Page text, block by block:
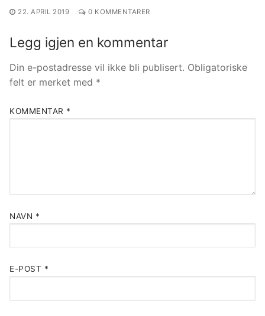
22. APRIL 2019 0 KOMMENTARER
Legg igjen en kommentar
Din e-postadresse vil ikke bli publisert. Obligatoriske
felt er merket med *
KOMMENTAR *
NAVN *
E-POST *